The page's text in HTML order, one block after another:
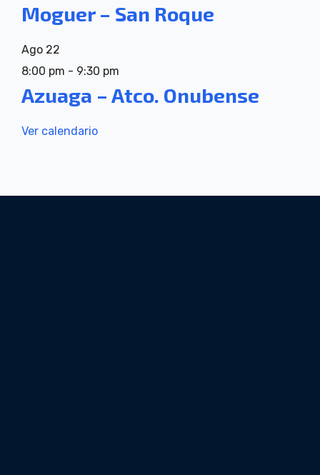
Moguer – San Roque
Ago 22
8:00 pm - 9:30 pm
Azuaga – Atco. Onubense
Ver calendario